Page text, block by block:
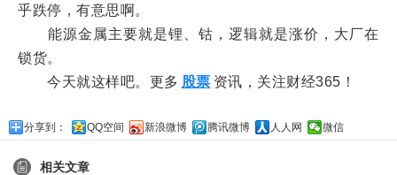
乎跌停，有意思啊。
能源金属主要就是锂、钴，逻辑就是涨价，大厂在
锁货。
今天就这样吧。更多 股票 资讯，关注财经365！
分享到： QQ空间 新浪微博 腾讯微博 人人网 微信
相关文章